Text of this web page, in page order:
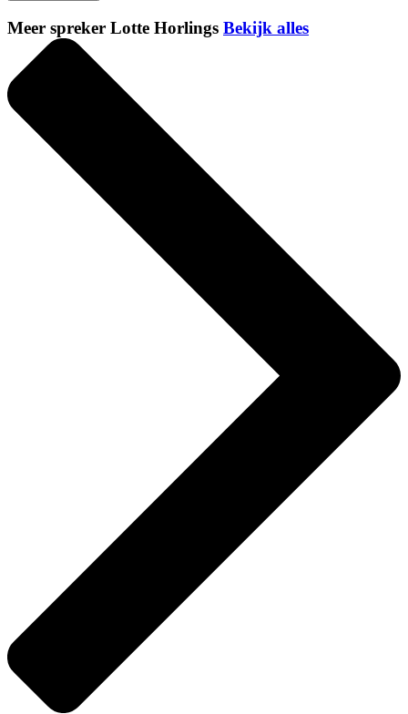
Meer spreker Lotte Horlings Bekijk alles